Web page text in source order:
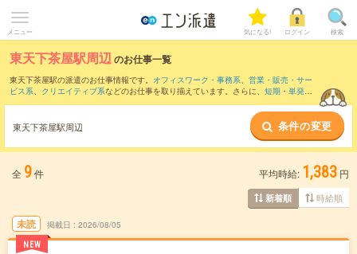
メニュー 気になる! ログイン 検索
東天下茶屋駅周辺のお仕事一覧
東天下茶屋駅の派遣のお仕事情報です。 オフィスワーク・事務系、 営業・販売・サー
ビス系、 クリエイティブ系などのお仕事を取り揃えています。さらに、 短期 ・ 単発な
また、心斎橋駅・なんば(地下鉄)駅 なんば(南海線)駅など近隣
駅のお仕事もご確認いただけます。
東天下茶屋駅周辺 条件の変更
全 9件 平均時給: 1,383 円
新着順 時給順
未読
NEW
掲載日 2026/08/05